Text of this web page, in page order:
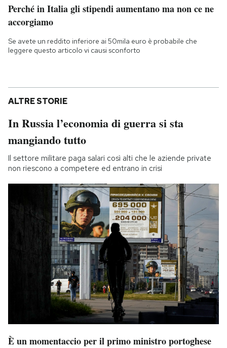
Perché in Italia gli stipendi aumentano ma non ce ne
accorgiamo
Se avete un reddito inferiore ai 50mila euro è probabile che
leggere questo articolo vi causi sconforto
ALTRE STORIE
In Russia l’economia di guerra si sta
mangiando tutto
Il settore militare paga salari così alti che le aziende private
non riescono a competere ed entrano in crisi
È un momentaccio per il primo ministro portoghese